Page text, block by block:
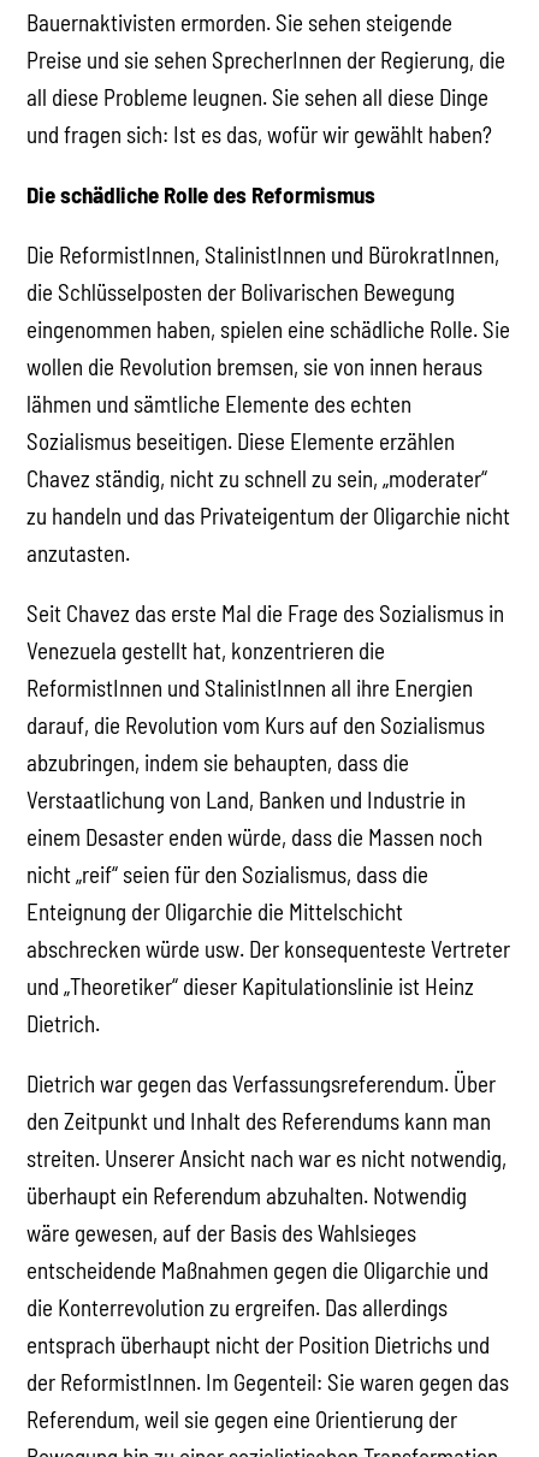
Bauernaktivisten ermorden. Sie sehen steigende
Preise und sie sehen SprecherInnen der Regierung, die
all diese Probleme leugnen. Sie sehen all diese Dinge
und fragen sich: Ist es das, wofür wir gewählt haben?
Die schädliche Rolle des Reformismus
Die ReformistInnen, StalinistInnen und BürokratInnen,
die Schlüsselposten der Bolivarischen Bewegung
eingenommen haben, spielen eine schädliche Rolle. Sie
wollen die Revolution bremsen, sie von innen heraus
lähmen und sämtliche Elemente des echten
Sozialismus beseitigen. Diese Elemente erzählen
Chavez ständig, nicht zu schnell zu sein, „moderater“
zu handeln und das Privateigentum der Oligarchie nicht
anzutasten.
Seit Chavez das erste Mal die Frage des Sozialismus in
Venezuela gestellt hat, konzentrieren die
ReformistInnen und StalinistInnen all ihre Energien
darauf, die Revolution vom Kurs auf den Sozialismus
abzubringen, indem sie behaupten, dass die
Verstaatlichung von Land, Banken und Industrie in
einem Desaster enden würde, dass die Massen noch
nicht „reif“ seien für den Sozialismus, dass die
Enteignung der Oligarchie die Mittelschicht
abschrecken würde usw. Der konsequenteste Vertreter
und „Theoretiker“ dieser Kapitulationslinie ist Heinz
Dietrich.
Dietrich war gegen das Verfassungsreferendum. Über
den Zeitpunkt und Inhalt des Referendums kann man
streiten. Unserer Ansicht nach war es nicht notwendig,
überhaupt ein Referendum abzuhalten. Notwendig
wäre gewesen, auf der Basis des Wahlsieges
entscheidende Maßnahmen gegen die Oligarchie und
die Konterrevolution zu ergreifen. Das allerdings
entsprach überhaupt nicht der Position Dietrichs und
der ReformistInnen. Im Gegenteil: Sie waren gegen das
Referendum, weil sie gegen eine Orientierung der